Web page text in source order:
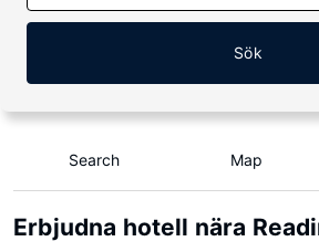
Sök
Search Map
Erbjudna hotell nära